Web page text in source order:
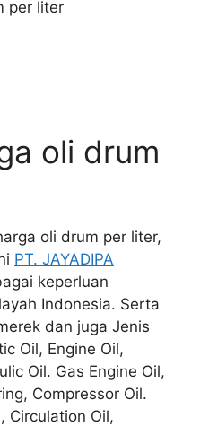
oli drum
oli drum per liter,
PT. JAYADIPA
keperluan
Indonesia. Serta
dan juga Jenis
Oil, Engine Oil,
Oil. Gas Engine Oil,
Compressor Oil.
Circulation Oil,